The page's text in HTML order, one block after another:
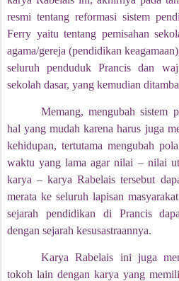
resmi tentang reformasi sistem
Ferry yaitu tentang pemisahan
agama/gereja (pendidikan
seluruh penduduk Prancis dan
sekolah dasar, yang kemudian
Memang, mengubah sistem
hal yang mudah karena harus juga
kehidupan, tertutama mengubah
waktu yang lama agar nilai – nilai
karya – karya Rabelais tersebut
merata ke seluruh lapisan
sejarah pendidikan di Prancis
dengan sejarah kesusastraannya.
Karya Rabelais ini juga
tokoh lain dengan karya yang